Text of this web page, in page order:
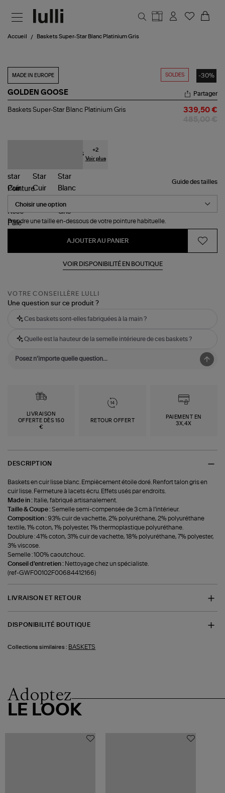
Accueil Baskets Super-Star Blanc Platinium Gris
SOLDES -30%
MADE IN EUROPE
GOLDEN GOOSE
Baskets
Partager
Baskets Super-Star Blanc Platinium Gris 339,50 €
+2
Voir plus
Guide des tailles
Pointure
Prendre une taille en-dessous de votre pointure habituelle.
AJOUTER AU PANIER
VOIR DISPONIBILITÉ EN BOUTIQUE
VOTRE CONSEILLÈRE LULLI
Une question sur ce produit ?
Ces baskets sont-elles fabriquées à la main ?
Quelle est la hauteur de la semelle intérieure de ces baskets ?
LIVRAISON
OFFERTE DÈS 150
€
RETOUR OFFERT
PAIEMENT EN
3X,4X
DESCRIPTION
Baskets en cuir lisse blanc. Empiècement étoile doré. Renfort talon gris en
cuir lisse. Fermeture à lacets écru. Effets usés par endroits.
Made in : Italie, fabriqué artisanalement.
Taille & Coupe :Semelle semi-compensée de 3 cm à l'intérieur.
Composition : 93% cuir de vachette, 2% polyuréthane, 2% polyuréthane
textile, 1% coton, 1% polyester, 1% thermoplastique polyuréthane.
Doublure : 41% coton, 31% cuir de vachette, 18% polyuréthane, 7% polyester,
3% viscose.
Semelle : 100% caoutchouc.
Conseil d'entretien : Nettoyage chez un spécialiste.
(ref-GWF00102F00684412166)
LIVRAISON ET RETOUR
DISPONIBILITÉ BOUTIQUE
Collections similaires : BASKETS
Adoptez
LE LOOK